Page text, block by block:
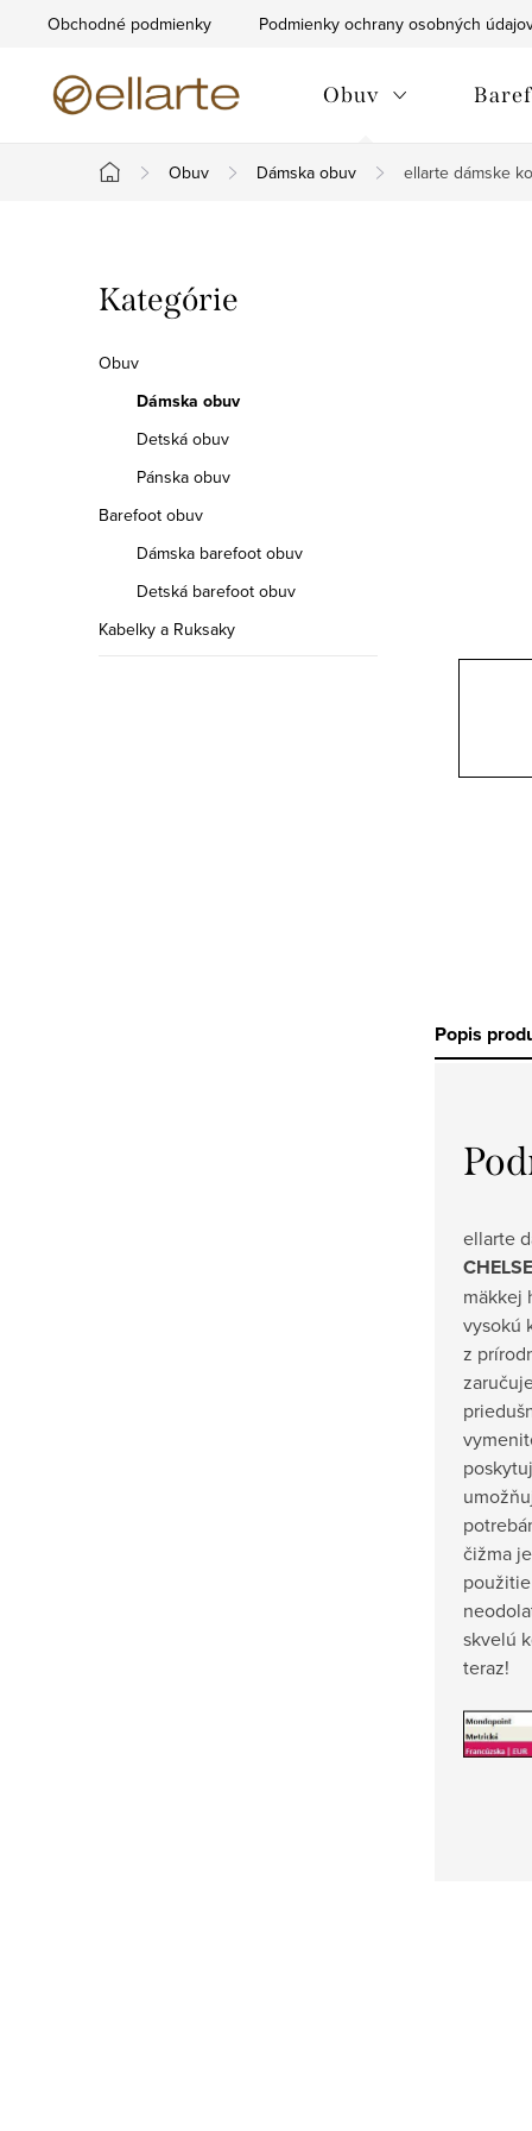
Obchodné podmienky Podmienky ochrany osobných
Obuv
Domov
Obuv Dámska obuv ellarte dámske
o
č
p
e
Preskočiť
kategórie
Kategórie
Obuv
Dámska obuv
Detská obuv
Pánska obuv
Barefoot obuv
Dámska barefoot obuv
Detská barefoot obuv
Kabelky a Ruksaky
Popis
ellarte
mäkkej
vysokú
z
čižma
skvelú
teraz!